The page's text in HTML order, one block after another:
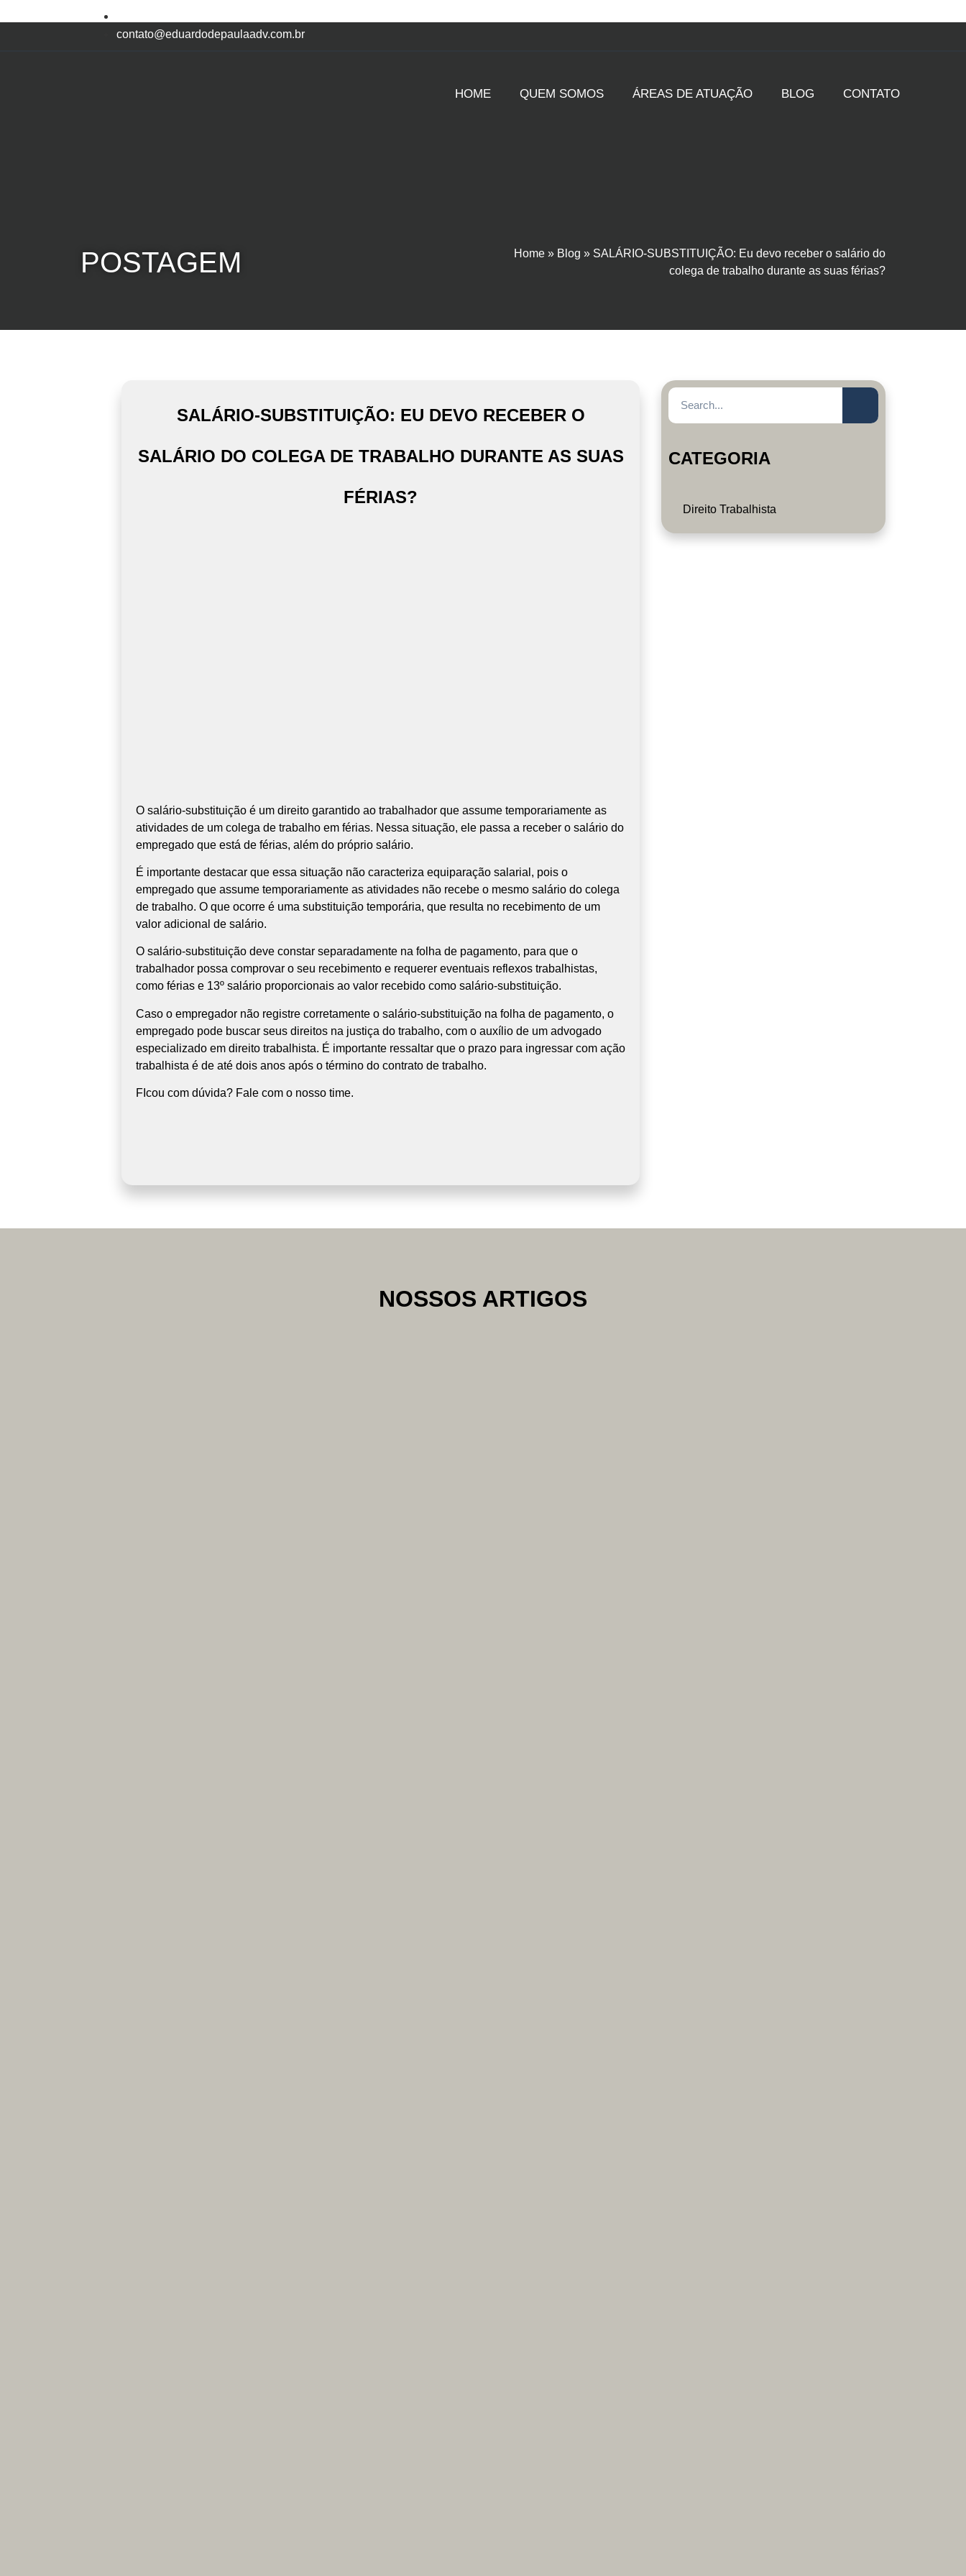
contato@eduardodepaulaadv.com.br
HOME QUEM SOMOS ÁREAS DE ATUAÇÃO BLOG CONTATO
POSTAGEM Home » Blog » SALÁRIO-SUBSTITUIÇÃO: Eu devo receber o salário do
colega de trabalho durante as suas férias?
SALÁRIO-SUBSTITUIÇÃO: EU DEVO RECEBER O
SALÁRIO DO COLEGA DE TRABALHO DURANTE AS SUAS
FÉRIAS?
O salário-substituição é um direito garantido ao trabalhador que assume temporariamente as
atividades de um colega de trabalho em férias. Nessa situação, ele passa a receber o salário do
empregado que está de férias, além do próprio salário.
É importante destacar que essa situação não caracteriza equiparação salarial, pois o
empregado que assume temporariamente as atividades não recebe o mesmo salário do colega
de trabalho. O que ocorre é uma substituição temporária, que resulta no recebimento de um
valor adicional de salário.
O salário-substituição deve constar separadamente na folha de pagamento, para que o
trabalhador possa comprovar o seu recebimento e requerer eventuais reflexos trabalhistas,
como férias e 13º salário proporcionais ao valor recebido como salário-substituição.
Caso o empregador não registre corretamente o salário-substituição na folha de pagamento, o
empregado pode buscar seus direitos na justiça do trabalho, com o auxílio de um advogado
especializado em direito trabalhista. É importante ressaltar que o prazo para ingressar com ação
trabalhista é de até dois anos após o término do contrato de trabalho.
FIcou com dúvida? Fale com o nosso time.
CATEGORIA
Direito Trabalhista
NOSSOS ARTIGOS